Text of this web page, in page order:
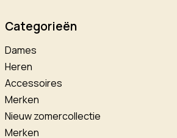
Categorieën
Dames
Heren
Accessoires
Merken
Nieuw zomercollectie
Merken